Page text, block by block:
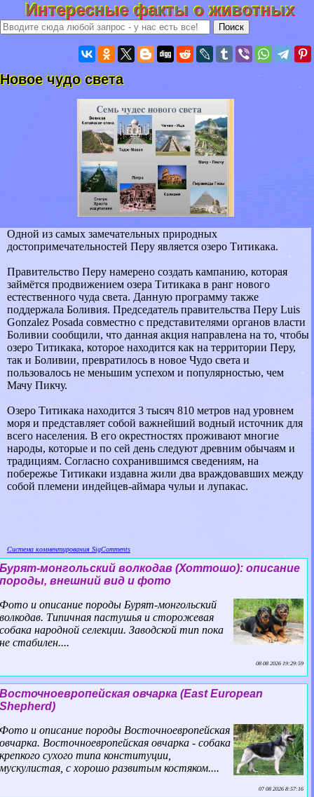
Интересные факты о животных
Новое чудо света
Одной из самых замечательных природных
достопримечательностей Перу является озеро Титикака.
Правительство Перу намерено создать кампанию, которая
займётся продвижением озера Титикака в ранг нового
естественного чуда света. Данную программу также
поддержала Боливия. Председатель правительства Перу Luis
Gonzalez Posada совместно с представителями органов власти
Боливии сообщили, что данная акция направлена на то, чтобы
озеро Титикака, которое находится как на территории Перу,
так и Боливии, превратилось в новое Чудо света и
пользовалось не меньшим успехом и популярностью, чем
Мачу Пикчу.
Озеро Титикака находится 3 тысяч 810 метров над уровнем
моря и представляет собой важнейший водный источник для
всего населения. В его окрестностях проживают многие
народы, которые и по сей день следуют древним обычаям и
традициям. Согласно сохранившимся сведениям, на
побережье Титикаки издавна жили два враждовавших между
собой племени индейцев-аймара чульи и лупакас.
Система комментирования SigComments
Бурят-монгольский волкодав (Хоттошо): описание
породы, внешний вид и фото
Фото и описание породы Бурят-монгольский
волкодав. Типичная пастушья и сторожевая
собака народной селекции. Заводской тип пока
не стабилен....
08 08 2026 19:29:59
Восточноевропейская овчарка (East European
Shepherd)
Фото и описание породы Восточноевропейская
овчарка. Восточноевропейская овчарка - собака
крепкого сухого типа конституции,
мускулистая, с хорошо развитым костяком....
07 08 2026 8:57:16